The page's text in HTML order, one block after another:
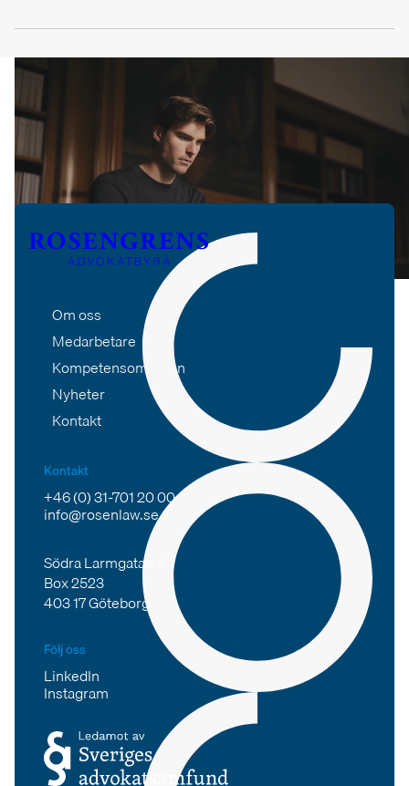
Om oss
Medarbetare
Kompetensområden
Nyheter
Kontakt
Kontakt
+46 (0) 31-701 20 00
info@rosenlaw.se
Södra Larmgatan 4
Box 2523
403 17 Göteborg
Följ oss
LinkedIn
Instagram